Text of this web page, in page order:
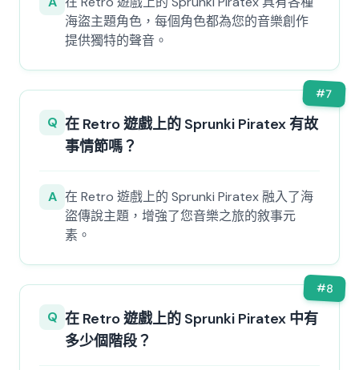
海盜主題角色，每個角色都為您的音樂創作
提供獨特的聲音。
#7
Q 在 Retro 遊戲上的 Sprunki Piratex 有故
事情節嗎？
A 在 Retro 遊戲上的 Sprunki Piratex 融入了海
盜傳說主題，增強了您音樂之旅的敘事元
素。
#8
Q 在 Retro 遊戲上的 Sprunki Piratex 中有
多少個階段？